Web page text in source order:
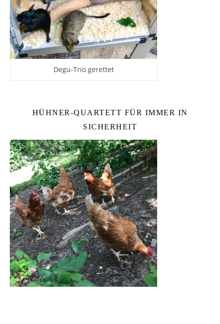
Degu-Trio gerettet
HÜHNER-QUARTETT FÜR IMMER IN
SICHERHEIT